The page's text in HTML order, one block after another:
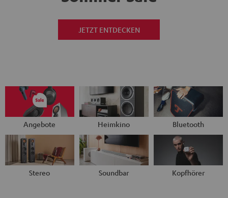
JETZT ENTDECKEN
Angebote Heimkino Bluetooth
Stereo Soundbar Kopfhörer